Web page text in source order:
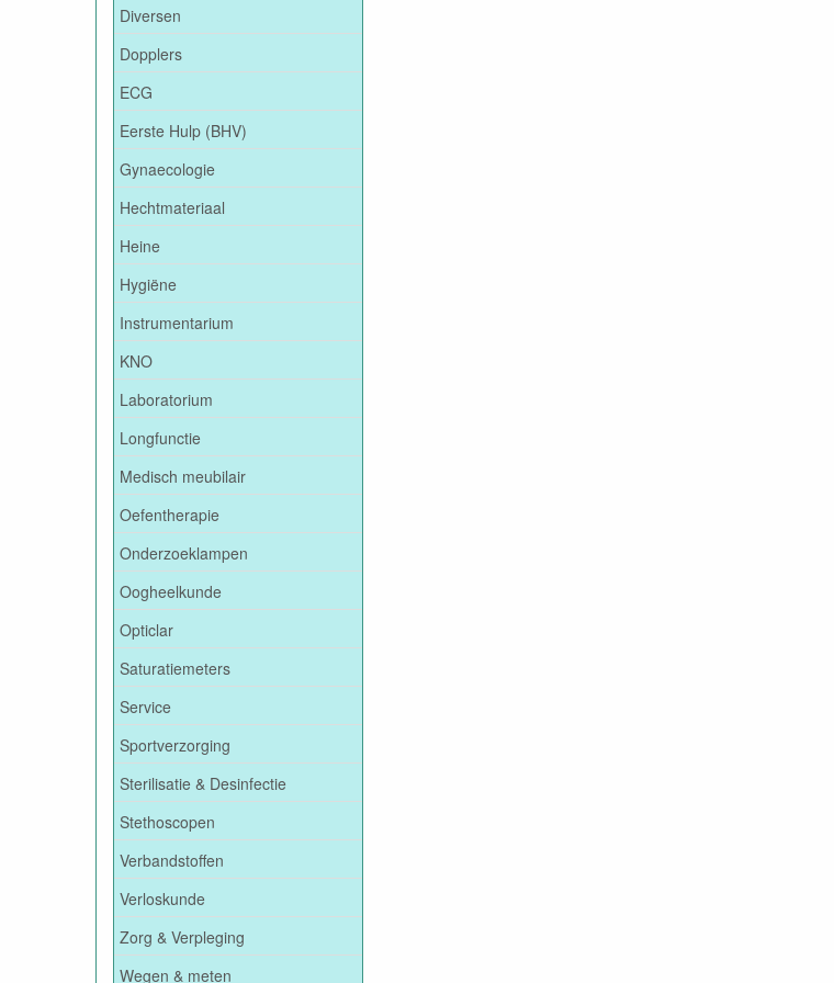
Diversen
Dopplers
ECG
Eerste Hulp (BHV)
Gynaecologie
Hechtmateriaal
Heine
Hygiëne
Instrumentarium
KNO
Laboratorium
Longfunctie
Medisch meubilair
Oefentherapie
Onderzoeklampen
Oogheelkunde
Opticlar
Saturatiemeters
Service
Sportverzorging
Sterilisatie & Desinfectie
Stethoscopen
Verbandstoffen
Verloskunde
Zorg & Verpleging
Wegen & meten